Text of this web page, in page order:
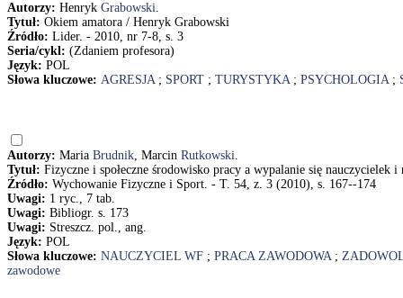
Autorzy: Henryk Grabowski.
Tytuł: Okiem amatora / Henryk Grabowski
Źródło: Lider. - 2010, nr 7-8, s. 3
Seria/cykl: (Zdaniem profesora)
Język: POL
Słowa kluczowe: AGRESJA; SPORT ; TURYSTYKA; PSYCHOLOGIA;
Autorzy: Maria Brudnik, Marcin Rutkowski.
Tytuł: Fizyczne i społeczne środowisko pracy a wypalanie się
Źródło: Wychowanie Fizyczne i Sport. - T. 54, z. 3 (2010), s. 167--174
Uwagi: 1 ryc., 7 tab.
Uwagi: Bibliogr. s. 173
Uwagi: Streszcz. pol., ang.
Język: POL
Słowa kluczowe: NAUCZYCIEL WF ; PRACA ZAWODOWA;
zawodowe